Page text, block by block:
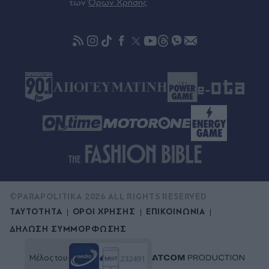
υποβάλλουν αιτήσεις την Κυριακή 9 Αυγούστου -
Πότε λήγει η προθεσμία
πριν μία ώρα
Βρετανία: Σχέδιο για βασιλική κηδεία του
πρίγκιπα Άντριου παρά τα σκάνδαλα - Θύελλα
αντιδράσεων
τωνΌρων Χρήσης
ΤΑΥΤΟΤΗΤΑ ΟΡΟΙ ΧΡΗΣΗΣ
ΕΠΙΚΟΙΝΩΝΙΑ
ΔΗΛΩΣΗ ΣΥΜΜΟΡΦΩΣΗΣ
©PARAPOLITIKA 2026 ALL RIGHTS RESERVED
Μέλος του: